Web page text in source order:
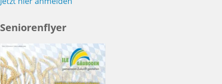
Seniorenflyer